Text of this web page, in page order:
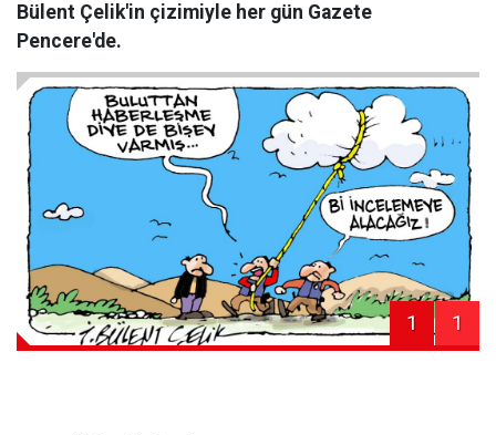
Bülent Çelik'in çizimiyle her gün Gazete
Pencere'de.
1 1